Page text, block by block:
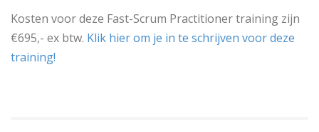
Kosten voor deze Fast-Scrum Practitioner training zijn
€695,- ex btw. Klik hier om je in te schrijven voor deze
training!